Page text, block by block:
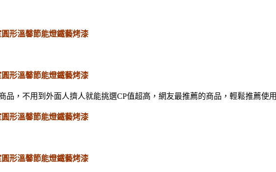
形溫馨節能燈鐵藝烤漆
形溫馨節能燈鐵藝烤漆
，不用到外面人擠人就能挑選CP值超高，網友最推薦的商品，輕鬆推薦使用
形溫馨節能燈鐵藝烤漆
形溫馨節能燈鐵藝烤漆